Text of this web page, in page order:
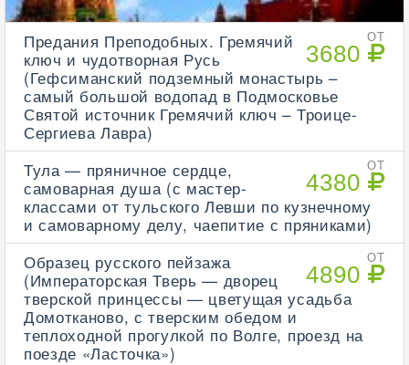
ОТ
3680
Предания Преподобных. Гремячий
ключ и чудотворная Русь
(Гефсиманский подземный монастырь –
самый большой водопад в Подмосковье
Святой источник Гремячий ключ – Троице-
Сергиева Лавра)
ОТ
4380
Тула — пряничное сердце,
самоварная душа (с мастер-
классами от тульского Левши по кузнечному
и самоварному делу, чаепитие с пряниками)
ОТ
4890
Образец русского пейзажа
(Императорская Тверь — дворец
тверской принцессы — цветущая усадьба
Домотканово, с тверским обедом и
теплоходной прогулкой по Волге, проезд на
поезде «Ласточка»)